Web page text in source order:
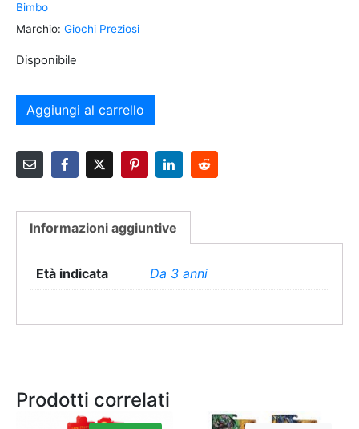
Bimbo
Marchio: Giochi Preziosi
Disponibile
Aggiungi al carrello
Informazioni aggiuntive
Età indicata Da 3 anni
Prodotti correlati